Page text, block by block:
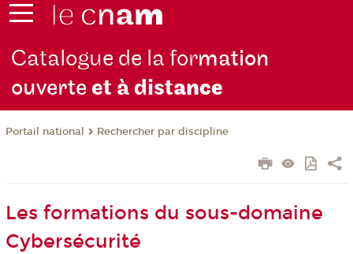
Catalogue de la formation
ouverteet à distance
Portail national Rechercher par discipline
Les formations du sous-domaine
Cybersécurité